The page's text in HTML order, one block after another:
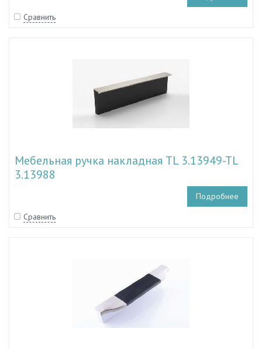
Сравнить
Мебельная ручка накладная TL 3.13949-TL
3.13988
Подробнее
Сравнить